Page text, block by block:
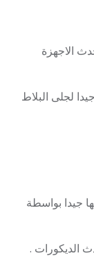
الاجهزة
لجلى البلاط
جيدا بواسطة
الديكورات .